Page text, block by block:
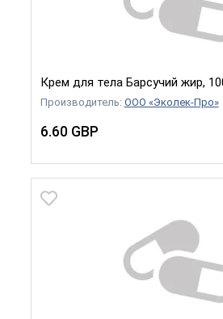
Крем для тела Барсучий жир,
Производитель: ООО «Эколек-Про»
6.60 GBP